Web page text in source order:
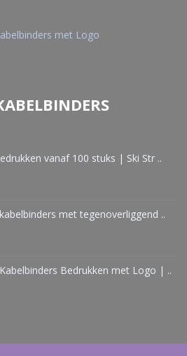
met Logo
vanaf 100 stuks | Ski Str ..
met tegenoverliggend ..
Bedrukken met Logo | ..